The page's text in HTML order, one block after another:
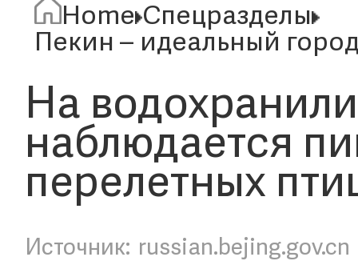
Home Спецразделы
Пекин – идеальный
На
наблюдается
перелетных
russian.bejing.gov.cn